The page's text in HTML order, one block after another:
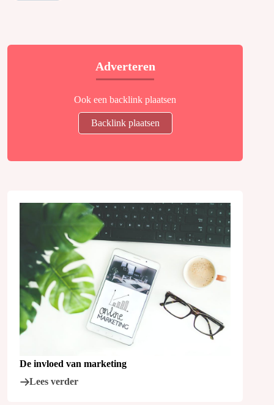
Adverteren
Ook een backlink plaatsen
Backlink plaatsen
De invloed van marketing
Lees verder